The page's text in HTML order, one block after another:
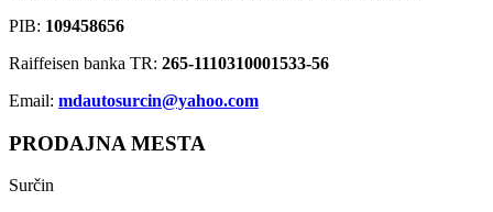
PIB: 109458656
Raiffeisen banka TR: 265-1110310001533-56
Email: mdautosurcin@yahoo.com
PRODAJNA MESTA
Surčin